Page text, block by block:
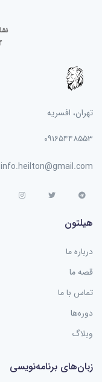
تهران، افسریه
۰۹۱۶۵۴۴۸۵۵۳
info.heilton@gmail.com
هیلتون
درباره ما
قصه ما
تماس با ما
دوره‌ها
وبلاگ
زبان‌های برنامه‌نویسی